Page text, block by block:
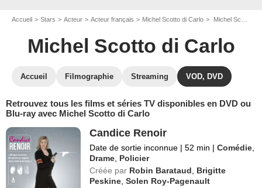
Accueil Stars Acteur Acteur français Michel Scotto di Carlo Michel Scotto di Carlo : ses Blu-Ray, DVD, VOD, SVOD
Michel Scotto di Carlo
Accueil Filmographie Streaming VOD, DVD
Retrouvez tous les films et séries TV disponibles en DVD ou
Blu-ray avec Michel Scotto di Carlo
Candice Renoir
Date de sortie inconnue | 52 min | Comédie
Drame Policier
Créée par Robin Barataud
Brigitte
Peskine ,Solen Roy-Pagenault